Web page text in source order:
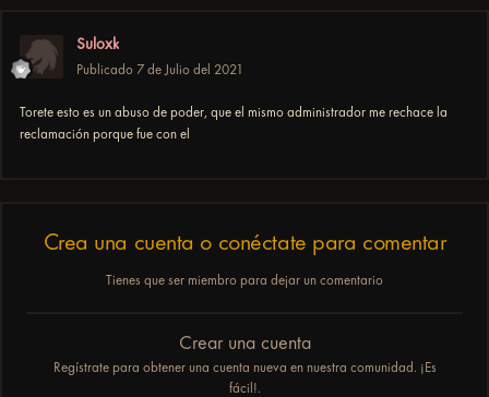
Suloxk
Publicado 7 de Julio del 2021
Torete esto es un abuso de poder, que el mismo administrador me rechace la
reclamación porque fue con el
Crea una cuenta o conéctate para comentar
Tienes que ser miembro para dejar un comentario
Crear una cuenta
Regístrate para obtener una cuenta nueva en nuestra comunidad. ¡Es
fácil!.